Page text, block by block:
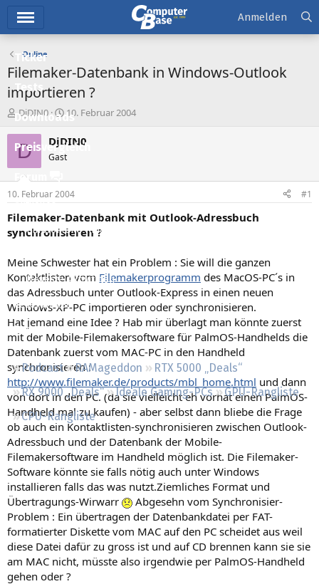
Ticker
Tests
Downloads
Preisvergleich
Forum
Aktuelles
Empfohlene Inhalte
Neueste Aktivitäten
Leserartikel
Regeln
Podcast RAMageddon
RTX 5000 „Deals“
RX 9000 „Deals“
Ideale Gaming-PCs
GPU-Rangliste
CPU-Rangliste
Anmelden
Online
Filemaker-Datenbank in Windows-Outlook
importieren ?
E
r
s
t
e
r
DjDIN0
E
r
s
e
l
t
a
m
10. Februar 2004
D DjDIN0
Gast
10. Februar 2004 #1
Filemaker-Datenbank mit Outlook-Adressbuch
synchronisieren ?
Meine Schwester hat ein Problem : Sie will die ganzen
Kontaktlisten vom Filemakerprogramm des MacOS-PC´s in
das Adressbuch unter Outlook-Express in einen neuen
Windows-XP-PC importieren oder synchronisieren.
Hat jemand eine Idee ? Hab mir überlagt man könnte zuerst
mit der Mobile-Filemakersoftware für PalmOS-Handhelds die
Datenbank zuerst vom MAC-PC in den Handheld
synchronisieren :
http://www.filemaker.de/products/mbl_home.html und dann
von dort in den PC. (da sie vielleicht eh vorhat einen PalmOS-
Handheld mal zu kaufen) - aber selbst dann bliebe die Frage
ob auch ein Kontaktlisten-synchronisieren zwischen Outlook-
Adressbuch und der Datenbank der Mobile-
Filemakersoftware im Handheld möglich ist. Die Filemaker-
Software könnte sie falls nötig auch unter Windows
installieren falls das was nutzt.Ziemliches Format und
Übertragungs-Wirwarr
Abgesehn vom Synchronisier-
Problem : Ein übertragen der Datenbankdatei per FAT-
formatierter Diskette vom MAC auf den PC scheidet aus weil
diese Datei dafür zu gross ist und auf CD brennen kann sie sie
am MAC nicht, müsste also irgendwie per PalmOS-Handheld
gehen oder ?